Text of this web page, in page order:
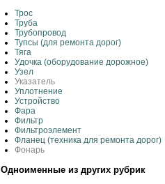
Трос
Труба
Трубопровод
Тупсы (для ремонта дорог)
Тяга
Удочка (оборудование дорожное)
Узел
Указатель
Уплотнение
Устройство
Фара
Фильтр
Фильтроэлемент
Фланец (техника для ремонта дорог)
Фонарь
Одноименные из других рубрик